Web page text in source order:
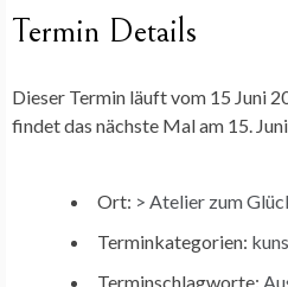
Termin Details
Dieser Termin läuft vom 15 Juni
findet das nächste Mal am 15.
Ort: > Atelier zum
Terminkategorien:
Terminschlagworte: